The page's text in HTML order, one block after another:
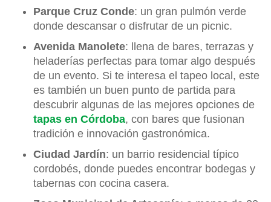
Parque Cruz Conde: un gran pulmón verde
donde descansar o disfrutar de un picnic.
Avenida Manolete: llena de bares, terrazas y
heladerías perfectas para tomar algo después
de un evento. Si te interesa el tapeo local, este
es también un buen punto de partida para
descubrir algunas de las mejores opciones de
tapas en Córdoba, con bares que fusionan
tradición e innovación gastronómica.
Ciudad Jardín: un barrio residencial típico
cordobés, donde puedes encontrar bodegas y
tabernas con cocina casera.